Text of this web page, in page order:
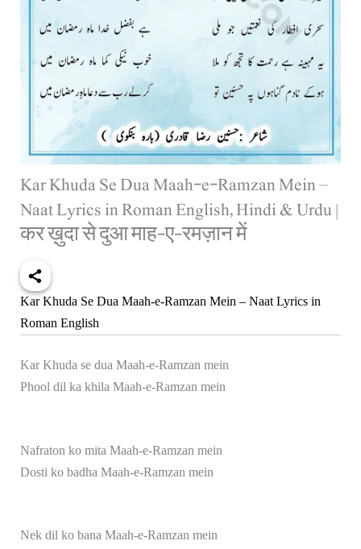
Kar Khuda Se Dua Maah-e-Ramzan Mein –
Naat Lyrics in Roman English, Hindi & Urdu |
कर ख़ुदा से दुआ माह-ए-रमज़ान में
Kar Khuda Se Dua Maah-e-Ramzan Mein – Naat Lyrics in
Roman English
Kar Khuda se dua Maah-e-Ramzan mein
Phool dil ka khila Maah-e-Ramzan mein
Nafraton ko mita Maah-e-Ramzan mein
Dosti ko badha Maah-e-Ramzan mein
Nek dil ko bana Maah-e-Ramzan mein